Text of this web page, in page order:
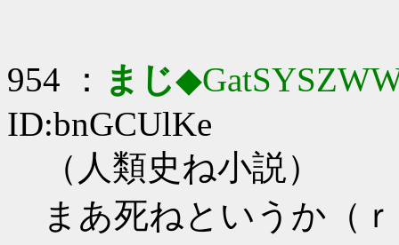
954 ： まじ
ID:bnGCUlKe
（人類史ね小説）
まあ死ねというか（